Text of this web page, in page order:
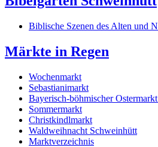
Biblische Szenen des Alten und
Märkte in Regen
Wochenmarkt
Sebastianimarkt
Bayerisch-böhmischer
Sommermarkt
Christkindlmarkt
Waldweihnacht Schweinhütt
Marktverzeichnis